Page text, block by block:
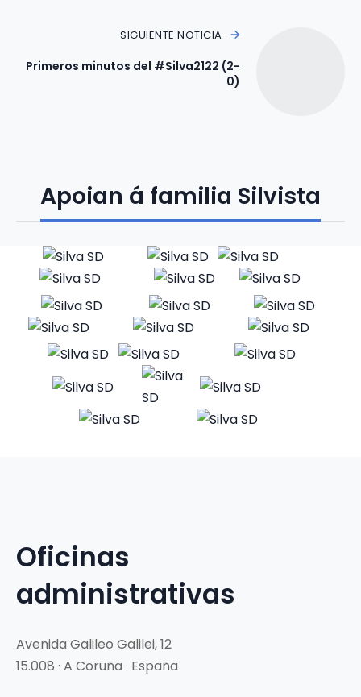
SIGUIENTE NOTICIA
Primeros minutos del #Silva2122 (2-
0)
Apoian á familia Silvista
Oficinas
administrativas
Avenida Galileo Galilei, 12
15.008 · A Coruña · España